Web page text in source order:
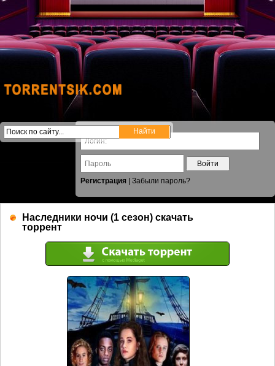
Войти
Регистрация
Забыли пароль?
Наследники ночи (1 сезон) скачать
торрент